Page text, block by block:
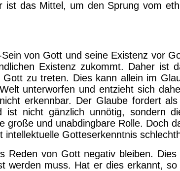
ist das Mittel, um den Sprung vom
von Gott und seine Existenz vor
Existenz zukommt. Daher ist
zu treten. Dies kann allein im
unterworfen und entzieht sich
erkennbar. Der Glaube fordert
ist nicht gänzlich unnötig, sondern
große und unabdingbare Rolle. Doch
Gotteserkenntnis
Reden von Gott negativ bleiben.
werden muss. Hat er dies erkannt,